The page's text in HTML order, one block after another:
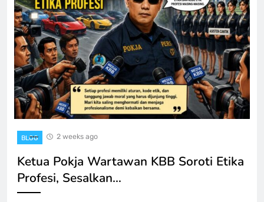
BLOG 2 weeks ago
Ketua Pokja Wartawan KBB Soroti Etika
Profesi, Sesalkan…